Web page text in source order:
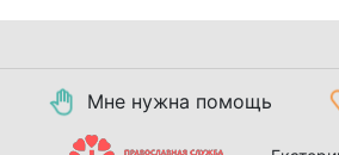
Мне нужна помощь